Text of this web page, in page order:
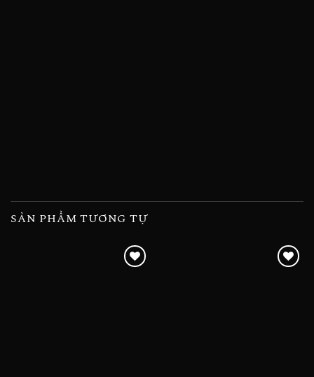
SẢN PHẨM TƯƠNG TỰ